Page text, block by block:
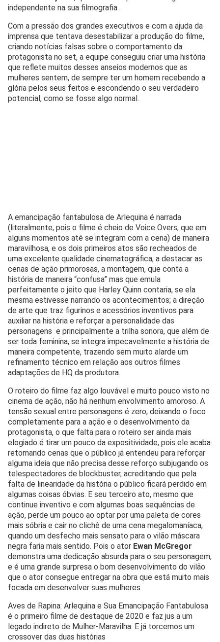
independente na sua filmografia .
Com a pressão dos grandes executivos e com a ajuda da
imprensa que tentava desestabilizar a produção do filme,
criando notícias falsas sobre o comportamento da
protagonista no set, a equipe conseguiu criar uma história
que reflete muitos desses anseios modernos que as
mulheres sentem, de sempre ter um homem recebendo a
glória pelos seus feitos e escondendo o seu verdadeiro
potencial, como se fosse algo normal.
A emancipação fantabulosa de Arlequina é narrada
(literalmente, pois o filme é cheio de Voice Overs, que em
alguns momentos até se integram com a cena) de maneira
maravilhosa, e os dois primeiros atos são recheados de
uma excelente qualidade cinematográfica, a destacar as
cenas de ação primorosas, a montagem, que conta a
história de maneira “confusa” mas que emula
perfeitamente o jeito que Harley Quinn contaria, se ela
mesma estivesse narrando os acontecimentos; a direção
de arte que traz figurinos e acessórios inventivos para
auxiliar na história e reforçar a personalidade das
personagens e principalmente a trilha sonora, que além de
ser toda feminina, se integra impecavelmente a história de
maneira competente, trazendo sem muito alarde um
refinamento técnico em relação aos outros filmes
adaptações de HQ da produtora.
O roteiro do filme faz algo louvável e muito pouco visto no
cinema de ação, não há nenhum envolvimento amoroso. A
tensão sexual entre personagens é zero, deixando o foco
completamente para a ação e o desenvolvimento da
protagonista, o que falta para o roteiro ser ainda mais
elogiado é tirar um pouco da expositividade, pois ele acaba
retomando cenas que o público já entendeu para reforçar
alguma ideia que não precisa desse reforço subjugando os
telespectadores de blockbuster, acreditando que pela
falta de linearidade da história o público ficará perdido em
algumas coisas óbvias. E seu terceiro ato, mesmo que
continue inventivo e com algumas boas sequências de
ação, perde um pouco ao optar por uma paleta de cores
mais sóbria e cair no clichê de uma cena megalomaníaca,
quando um desfecho mais sensato para o vilão máscara
negra faria mais sentido. Pois o ator Ewan McGregor
demonstra uma dedicação absurda para o seu personagem,
e é uma grande surpresa o bom desenvolvimento do vilão
que o ator consegue entregar na obra que está muito mais
focada em desenvolver suas mulheres.
Aves de Rapina: Arlequina e Sua Emancipação Fantabulosa
é o primeiro filme de destaque de 2020 e faz jus a um
legado indireto de Mulher-Maravilha. E já torcemos um
crossover das duas histórias